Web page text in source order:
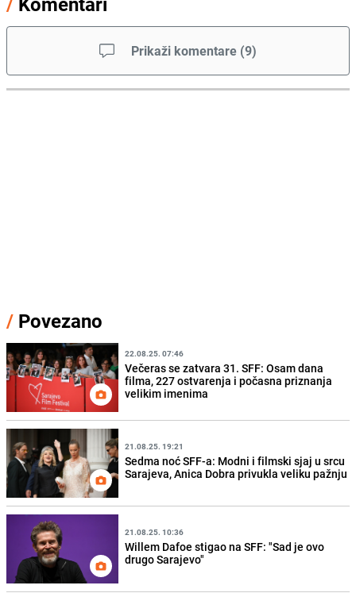
Prikaži komentare (9)
/ Povezano
22.08.25. 07:46
Večeras se zatvara 31. SFF: Osam dana
filma, 227 ostvarenja i počasna priznanja
velikim imenima
21.08.25. 19:21
Sedma noć SFF-a: Modni i filmski sjaj u srcu
Sarajeva, Anica Dobra privukla veliku pažnju
21.08.25. 10:36
Willem Dafoe stigao na SFF: "Sad je ovo
drugo Sarajevo"